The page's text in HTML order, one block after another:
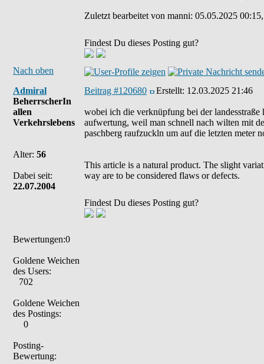
Zuletzt bearbeitet von manni: 05.05.2025
Findest Du dieses Posting gut?
Nach oben
Admiral
BeherrscherIn
allen
Verkehrslebens
Alter: 56
Dabei seit:
22.07.2004
Bewertungen:0
Goldene Weichen
des Users:
702
Goldene Weichen
des Postings:
0
Posting-
Bewertung:
Beitrag #120680 Erstellt: 12.03.2025 21:46
wobei ich die verknüpfung bei der
aufwertung, weil man schnell nach wilten mit
paschberg raufzuckln um auf die letzten meter
This article is a natural product. The slight
way are to be considered flaws or defects.
Findest Du dieses Posting gut?